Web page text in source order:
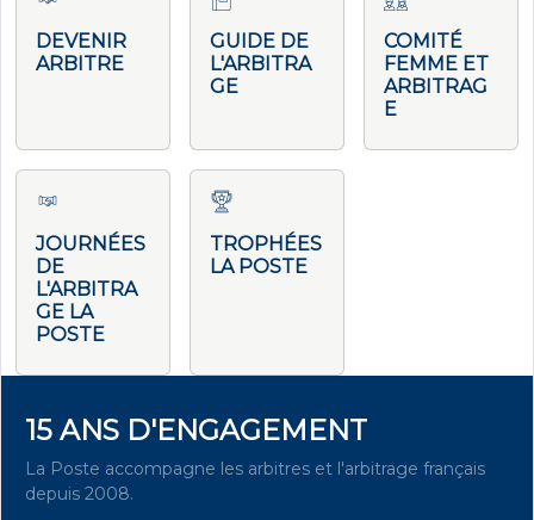
DEVENIR
ARBITRE
GUIDE DE
L'ARBITRA
GE
COMITÉ
FEMME ET
ARBITRAG
E
JOURNÉES
DE
L'ARBITRA
GE LA
POSTE
TROPHÉES
LA POSTE
15 ANS D'ENGAGEMENT
La Poste accompagne les arbitres et l'arbitrage français
depuis 2008.